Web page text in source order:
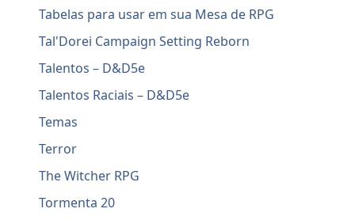
Tabelas para usar em sua Mesa de RPG
Tal'Dorei Campaign Setting Reborn
Talentos – D&D5e
Talentos Raciais – D&D5e
Temas
Terror
The Witcher RPG
Tormenta 20